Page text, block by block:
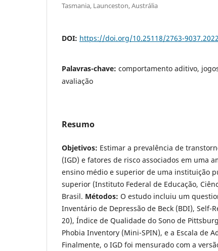
Tasmania, Launceston, Austrália
DOI: https://doi.org/10.25118/2763-
Palavras-chave: comportamento aditivo,
avaliação
Resumo
Objetivos: Estimar a prevalência de
(IGD) e fatores de risco associados em uma
ensino médio e superior de uma instituição
superior (Instituto Federal de Educação,
Brasil. Métodos: O estudo incluiu um
Inventário de Depressão de Beck (BDI), Self-
20), Índice de Qualidade do Sono de
Phobia Inventory (Mini-SPIN), e a Escala de
Finalmente, o IGD foi mensurado com a